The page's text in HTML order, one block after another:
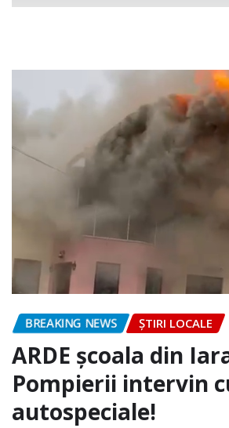
BREAKING NEWS ȘTIRI LOCALE
ARDE școala din
Pompierii intervin
autospeciale!